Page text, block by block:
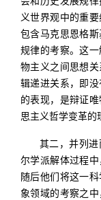
义世界观中的重
包含马克思恩格
规律的考察。这
物主义之间思想
辑递进关系，即
的表现，是辩证
思主义哲学变革的
其二，并列
尔学派解体过程中
随后他们将这一
象领域的考察之